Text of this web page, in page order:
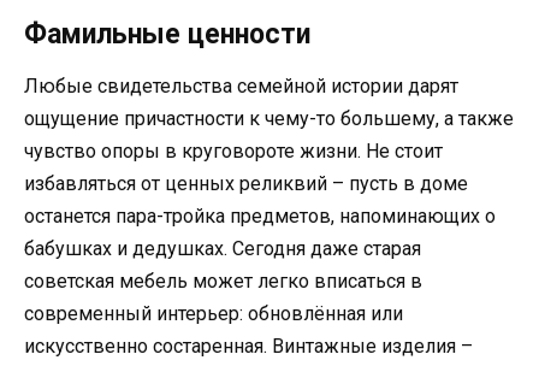
Фамильные ценности
Любые свидетельства семейной истории дарят
ощущение причастности к чему-то большему, а также
чувство опоры в круговороте жизни. Не стоит
избавляться от ценных реликвий – пусть в доме
останется пара-тройка предметов, напоминающих о
бабушках и дедушках. Сегодня даже старая
советская мебель может легко вписаться в
современный интерьер: обновлённая или
искусственно состаренная. Винтажные изделия –